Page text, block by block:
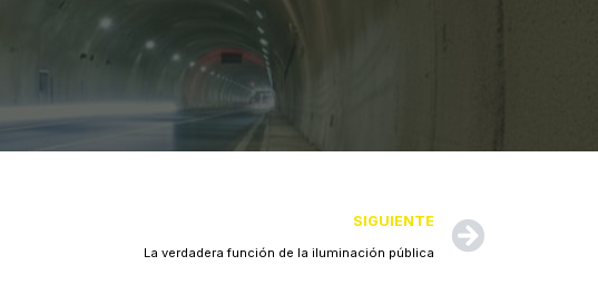
SIGUIENTE
La verdadera función de la iluminación pública